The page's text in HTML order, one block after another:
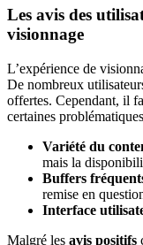
Les avis des
visionnage
L’expérience de
De nombreux
offertes. Cependant, il
certaines
Variété du
mais la
Buffers
remise en
Interface
Malgré les avis positifs